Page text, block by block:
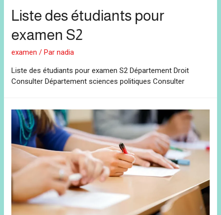
Liste des étudiants pour
examen S2
examen / Parnadia
Liste des étudiants pour examen S2 Département Droit
Consulter Département sciences politiques Consulter